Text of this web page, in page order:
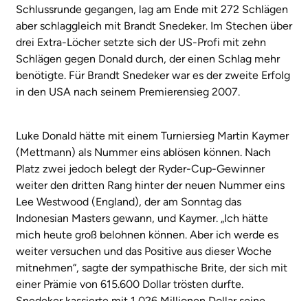
Schlussrunde gegangen, lag am Ende mit 272 Schlägen
aber schlaggleich mit Brandt Snedeker. Im Stechen über
drei Extra-Löcher setzte sich der US-Profi mit zehn
Schlägen gegen Donald durch, der einen Schlag mehr
benötigte. Für Brandt Snedeker war es der zweite Erfolg
in den USA nach seinem Premierensieg 2007.
Luke Donald hätte mit einem Turniersieg Martin Kaymer
(Mettmann) als Nummer eins ablösen können. Nach
Platz zwei jedoch belegt der Ryder-Cup-Gewinner
weiter den dritten Rang hinter der neuen Nummer eins
Lee Westwood (England), der am Sonntag das
Indonesian Masters gewann, und Kaymer. „Ich hätte
mich heute groß belohnen können. Aber ich werde es
weiter versuchen und das Positive aus dieser Woche
mitnehmen“, sagte der sympathische Brite, der sich mit
einer Prämie von 615.600 Dollar trösten durfte.